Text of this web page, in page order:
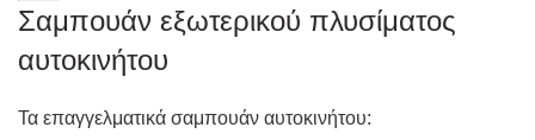
Σαμπουάν εξωτερικού πλυσίματος
αυτοκινήτου
Τα επαγγελματικά σαμπουάν αυτοκινήτου: